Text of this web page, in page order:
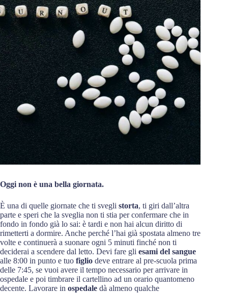
Oggi non è una bella giornata.
È una di quelle giornate che ti svegli storta, ti giri dall’altra
parte e speri che la sveglia non ti stia per confermare che in
fondo in fondo già lo sai: è tardi e non hai alcun diritto di
rimetterti a dormire. Anche perché l’hai già spostata almeno tre
volte e continuerà a suonare ogni 5 minuti finché non ti
deciderai a scendere dal letto. Devi fare gli esami del sangue
alle 8:00 in punto e tuo figlio deve entrare al pre-scuola prima
delle 7:45, se vuoi avere il tempo necessario per arrivare in
ospedale e poi timbrare il cartellino ad un orario quantomeno
decente. Lavorare in ospedale dà almeno qualche